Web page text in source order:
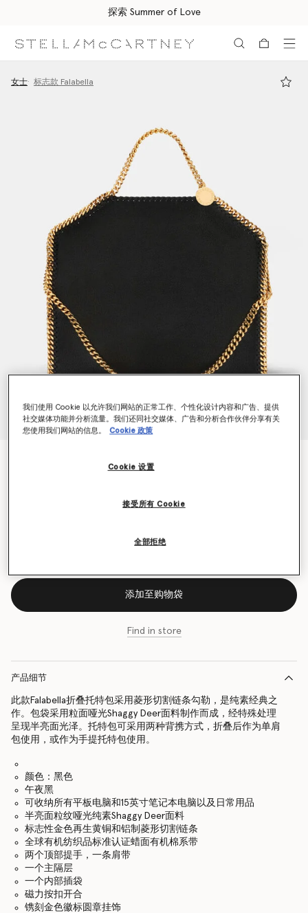
所有订单均享受免费速递服务
女士 标志款 Falabella
Falabella折叠托特包
添加至购物袋
Find in store
产品细节
此款Falabella折叠托特包采用菱形切割链条勾勒，是纯素经典之
作。包袋采用粒面哑光Shaggy Deer面料制作而成，经特殊处理
呈现半亮面光泽。托特包可采用两种背携方式，折叠后作为单肩
包使用，或作为手提托特包使用。
颜色：黑色
午夜黑
可收纳所有平板电脑和15英寸笔记本电脑以及日常用品
半亮面粒纹哑光纯素Shaggy Deer面料
标志性金色再生黄铜和铝制菱形切割链条
全球有机纺织品标准认证蜡面有机棉系带
两个顶部提手，一条肩带
一个主隔层
一个内部插袋
磁力按扣开合
镌刻金色徽标圆章挂饰
我们使用 Cookie 以允许我们网站的正常工作、个性化设计内容和广告、提供
社交媒体功能并分析流量。我们还同社交媒体、广告和分析合作伙伴分享有关
您使用我们网站的信息。
Cookie 政策
Cookie 设置
全部拒绝
接受所有 Cookie